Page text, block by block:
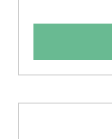
das Ganze
Gang